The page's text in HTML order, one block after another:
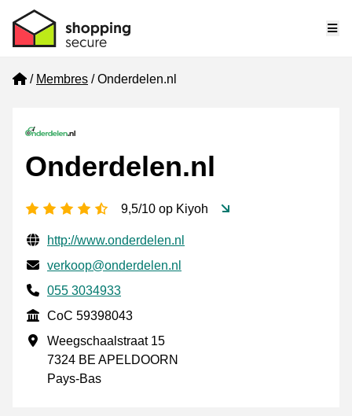
Home
Membres Onderdelen.nl
Onderdelen.nl
[_General:NumberOfStarsPluralFormat]
9,5/10 op Kiyoh
Informations de contact vérifiées
Website URL
http://www.onderdelen.nl
E-mail
verkoop@onderdelen.nl
Phone number
055 3034933
CoC
CoC 59398043
Adresse professionnelle
Weegschaalstraat 15
7324 BE APELDOORN
Pays-Bas